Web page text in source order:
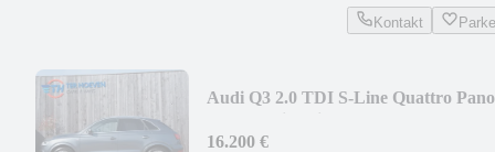
Kontakt
Audi Q3 2.0 TDI S-Line Quattro Pano
16.200 €